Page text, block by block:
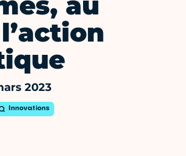
2023
Innovations